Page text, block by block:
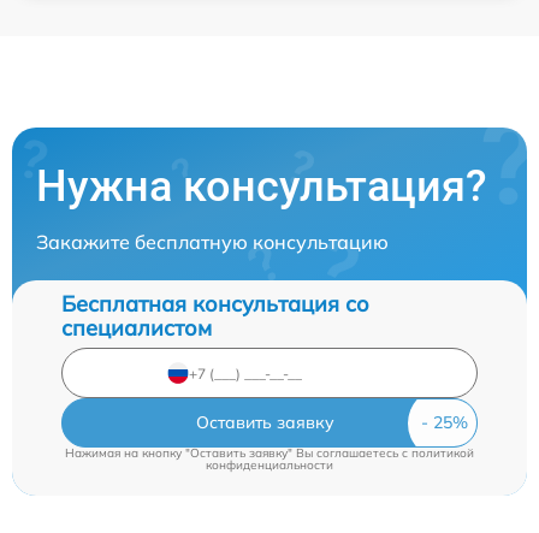
Нужна консультация?
Закажите бесплатную консультацию
Бесплатная консультация со
специалистом
Оставить заявку
Нажимая на кнопку "Оставить заявку" Вы соглашаетесь cполитикой
конфиденциальности